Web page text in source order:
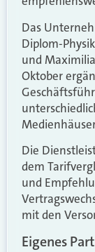
Das
Diplom-
und
Oktober
Die
dem
und
mit den
Eigenes